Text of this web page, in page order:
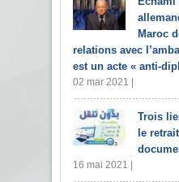
Maroc
relations avec
est un acte « anti-
02 mar 2021 |
Trois
le
16 mai 2021 |